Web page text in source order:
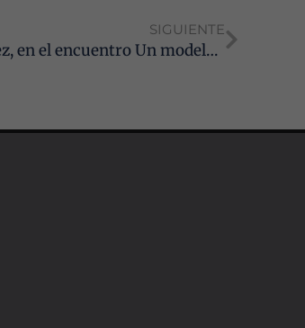
SIGUIENTE
Nuestro vocal electo, Francisco Silva González, en el encuentro Un modelo de Justicia para Andalucía de la UNIA